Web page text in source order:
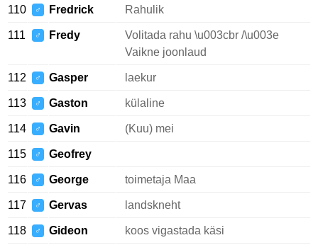
110 ♂ Fredrick Rahulik
111 ♂ Fredy
Volitada rahu \u003cbr /\u003e
Vaikne joonlaud
112 ♂ Gasper laekur
113 ♂ Gaston külaline
114 ♂ Gavin (Kuu) mei
115 ♂ Geofrey
116 ♂ George toimetaja Maa
117 ♂ Gervas landskneht
118 ♂ Gideon koos vigastada käsi